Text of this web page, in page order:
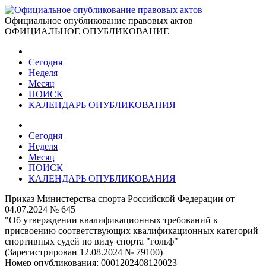
Официальное опубликование правовых актов
ОФИЦИАЛЬНОЕ ОПУБЛИКОВАНИЕ
Сегодня
Неделя
Месяц
ПОИСК
КАЛЕНДАРЬ ОПУБЛИКОВАНИЯ
Сегодня
Неделя
Месяц
ПОИСК
КАЛЕНДАРЬ ОПУБЛИКОВАНИЯ
Приказ Министерства спорта Российской Федерации от
04.07.2024 № 645
"Об утверждении квалификационных требований к
присвоению соответствующих квалификационных категорий
спортивных судей по виду спорта "гольф"
(Зарегистрирован 12.08.2024 № 79100)
Номер опубликования: 0001202408120023